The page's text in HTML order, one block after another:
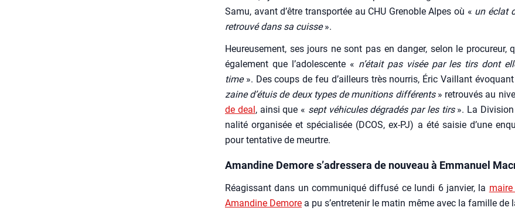
Samu, avant d’être trans­por­tée au CHU Gre­noble Alpes où « un éclat
retrou­vé dans sa cuisse».
Heu­reu­se­ment, ses jours ne sont pas en dan­ger, selon le pro­cu­reur,
éga­le­ment que l’a­do­les­cente « n’é­tait pas visée par les tirs dont
time». Des coups de feu d’ailleurs très nour­ris, Éric Vaillant évo­quant
zaine d’étuis de deux types de muni­tions dif­fé­rents» retrou­vés au
de deal, ain­si que « sept véhi­cules dégra­dés par les tirs». La
na­li­té orga­ni­sée et spé­cia­li­sée (DCOS, ex-PJ) a été sai­sie d’une
pour ten­ta­tive de meurtre.
Amandine Demore s’adressera de nouveau à Emmanuel
Réagis­sant dans un com­mu­ni­qué dif­fu­sé ce lun­di 6 jan­vier, la maire
Aman­dine Demore a pu s’en­tre­te­nir le matin même avec la famille de